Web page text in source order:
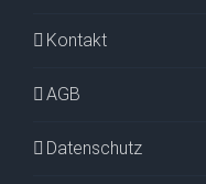
Kontakt
AGB
Datenschutz